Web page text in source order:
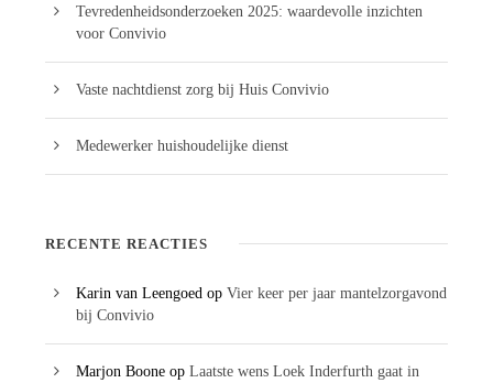
Tevredenheidsonderzoeken 2025: waardevolle inzichten
voor Convivio
Vaste nachtdienst zorg bij Huis Convivio
Medewerker huishoudelijke dienst
RECENTE REACTIES
Karin van Leengoed op Vier keer per jaar mantelzorgavond
bij Convivio
Marjon Boone op Laatste wens Loek Inderfurth gaat in